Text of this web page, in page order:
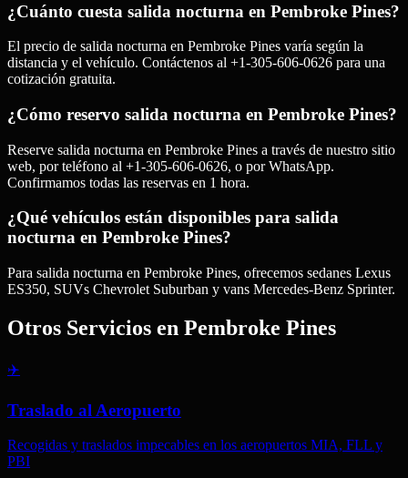
¿Cuánto cuesta salida nocturna en Pembroke Pines?
El precio de salida nocturna en Pembroke Pines varía según la
distancia y el vehículo. Contáctenos al +1-305-606-0626 para una
cotización gratuita.
¿Cómo reservo salida nocturna en Pembroke Pines?
Reserve salida nocturna en Pembroke Pines a través de nuestro sitio
web, por teléfono al +1-305-606-0626, o por WhatsApp.
Confirmamos todas las reservas en 1 hora.
¿Qué vehículos están disponibles para salida
nocturna en Pembroke Pines?
Para salida nocturna en Pembroke Pines, ofrecemos sedanes Lexus
ES350, SUVs Chevrolet Suburban y vans Mercedes-Benz Sprinter.
Otros Servicios en Pembroke Pines
✈️
Traslado al Aeropuerto
Recogidas y traslados impecables en los aeropuertos MIA, FLL y
PBI